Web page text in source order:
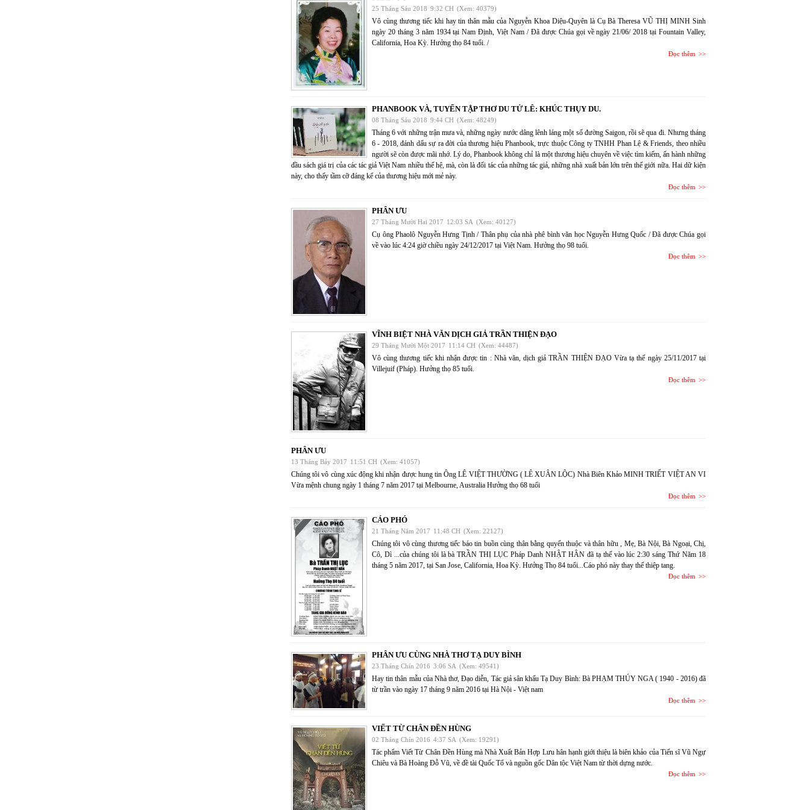
25 Tháng Sáu 2018 9:32 CH (Xem: 40379)
Vô cùng thương tiếc khi hay tin thân mẫu của Nguyễn Khoa Diệu-Quyên là Cụ Bà Theresa VŨ THỊ MINH Sinh
ngày 20 tháng 3 năm 1934 tại Nam Định, Việt Nam / Đã được Chúa gọi về ngày 21/06/ 2018 tại Fountain Valley,
California, Hoa Kỳ. Hưởng thọ 84 tuổi. /
Đọc thêm
PHANBOOK VÀ, TUYỂN TẬP THƠ DU TỬ LÊ: KHÚC THỤY DU.
08 Tháng Sáu 2018 9:44 CH (Xem: 48249)
Tháng 6 với những trận mưa và, những ngày nước dâng lênh láng một số đường Saigon, rồi sẽ qua đi. Nhưng tháng
6 - 2018, đánh dấu sự ra đời của thương hiệu Phanbook, trực thuộc Công ty TNHH Phan Lệ & Friends, theo nhiều
người sẽ còn được mãi nhớ. Lý do, Phanbook không chỉ là một thương hiệu chuyên về việc tìm kiếm, ấn hành những
đầu sách giá trị của các tác giả Việt Nam nhiều thế hệ, mà, còn là đối tác của những tác giả, những nhà xuất bản lớn trên thế giới nữa. Hai dữ kiện
này, cho thấy tầm cỡ đáng kể của thương hiệu mới mẻ này.
Đọc thêm
PHÂN ƯU
27 Tháng Mười Hai 2017 12:03 SA (Xem: 40127)
Cụ ông Phaolô Nguyễn Hưng Tịnh / Thân phụ của nhà phê bình văn học Nguyễn Hưng Quốc / Đã được Chúa gọi
về vào lúc 4:24 giờ chiều ngày 24/12/2017 tại Việt Nam. Hưởng thọ 98 tuổi.
Đọc thêm
VĨNH BIỆT NHÀ VĂN DỊCH GIẢ TRẦN THIỆN ĐẠO
29 Tháng Mười Một 2017 11:14 CH (Xem: 44487)
Vô cùng thương tiếc khi nhận được tin : Nhà văn, dịch giả TRẦN THIỆN ĐẠO Vừa tạ thế ngày 25/11/2017 tại
Villejuif (Pháp). Hưởng thọ 85 tuổi.
Đọc thêm
PHÂN ƯU
13 Tháng Bảy 2017 11:51 CH (Xem: 41057)
Chúng tôi vô cùng xúc động khi nhận được hung tin Ông LÊ VIỆT THƯỜNG ( LÊ XUÂN LỘC) Nhà Biên Khảo MINH TRIẾT VIỆT AN VI
Vừa mệnh chung ngày 1 tháng 7 năm 2017 tại Melbourne, Australia Hưởng thọ 68 tuổi
Đọc thêm
CÁO PHÓ
21 Tháng Năm 2017 11:48 CH (Xem: 22127)
Chúng tôi vô cùng thương tiếc báo tin buồn cùng thân bằng quyến thuộc và thân hữu , Mẹ, Bà Nội, Bà Ngoại, Chị,
Cô, Dì ...của chúng tôi là bà TRẦN THỊ LỤC Pháp Danh NHẬT HÂN đã tạ thế vào lúc 2:30 sáng Thứ Năm 18
tháng 5 năm 2017, tại San Jose, California, Hoa Kỳ. Hưởng Thọ 84 tuổi...Cáo phó này thay thế thiệp tang.
Đọc thêm
PHÂN ƯU CÙNG NHÀ THƠ TẠ DUY BÌNH
23 Tháng Chín 2016 3:06 SA (Xem: 49541)
Hay tin thân mẫu của Nhà thơ, Đạo diễn, Tác giả sân khấu Tạ Duy Bình: Bà PHẠM THÚY NGA ( 1940 - 2016) đã
từ trần vào ngày 17 tháng 9 năm 2016 tại Hà Nội - Việt nam
Đọc thêm
VIẾT TỪ CHÂN ĐỀN HÙNG
02 Tháng Chín 2016 4:37 SA (Xem: 19291)
Tác phẩm Viết Từ Chân Đền Hùng mà Nhà Xuất Bản Hợp Lưu hân hạnh giới thiệu là biên khảo của Tiến sĩ Vũ Ngự
Chiêu và Bà Hoàng Đỗ Vũ, về đề tài Quốc Tổ và nguồn gốc Dân tộc Việt Nam từ thời dựng nước.
Đọc thêm